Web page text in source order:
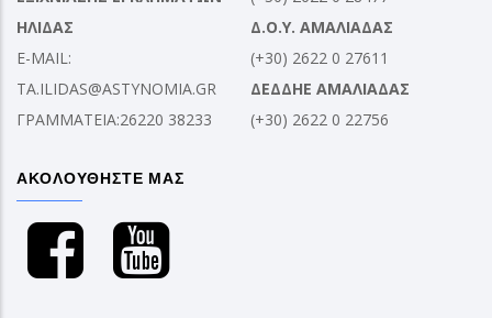
ΗΛΙΔΑΣ
E-MAIL:
TA.ILIDAS@ASTYNOMIA.GR
ΓΡΑΜΜΑΤΕΙΑ:26220 38233
Δ.Ο.Υ. ΑΜΑΛΙΑΔΑΣ
(+30) 2622 0 27611
ΔΕΔΔΗΕ ΑΜΑΛΙΑΔΑΣ
(+30) 2622 0 22756
ΑΚΟΛΟΥΘΗΣΤΕ ΜΑΣ